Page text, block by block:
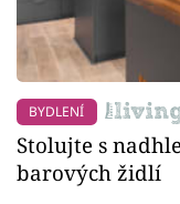
BYDLENÍ
Stolujte s
barových židlí